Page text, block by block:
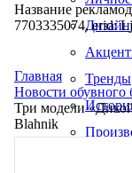
Дизайн
Тренды
Название
7703335074, erid:
Главная
Новости обувного
Три модели
Blahnik